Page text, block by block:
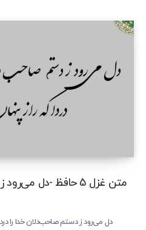
متن غزل 5 حافظ -دل می‌رود ز دستم صاحب دلان خدا را
دل می‌رود ز دستم صاحب‌دلان خدا را